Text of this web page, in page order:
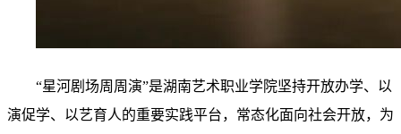
“星河剧场周周演”是湖南艺术职业学院坚持开放办学、以
演促学、以艺育人的重要实践平台，常态化面向社会开放，为